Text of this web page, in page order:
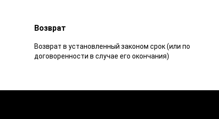
Возврат
Возврат в установленный законом срок (или по
договоренности в случае его окончания)